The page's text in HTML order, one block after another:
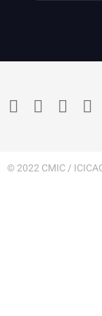
© 2022 CMIC /